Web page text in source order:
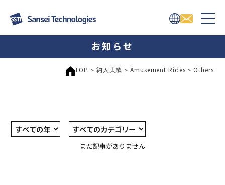
お知らせ
TOP > 納入実績 >Amusement Rides > Others
まだ記事がありません